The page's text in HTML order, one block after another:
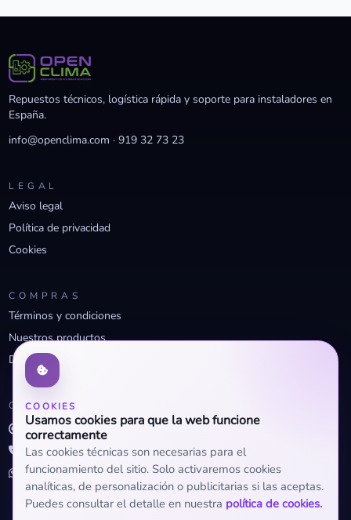
COOKIES
Usamos cookies para que la web funcione
correctamente
Las cookies técnicas son necesarias para el
funcionamiento del sitio. Solo activaremos cookies
analíticas, de personalización o publicitarias si las aceptas.
Puedes consultar el detalle en nuestra política de cookies.
Repuestos técnicos, logística rápida y soporte para instaladores en
España.
info@openclima.com ·919 32 73 23
LEGAL
Aviso legal
Política de privacidad
Cookies
COMPRAS
Términos y condiciones
Nuestros productos
Descuentos profesionales
CONTACTO
info@openclima.com
919 32 73 23
+34 623 56 04 93 (WhatsApp)